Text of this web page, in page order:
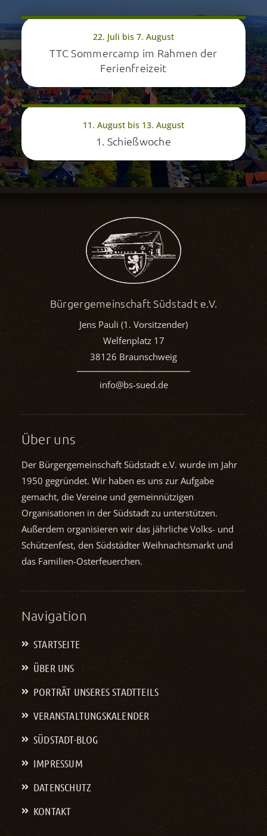
22. Juli bis 7. August
TTC Sommercamp im Rahmen der
Ferienfreizeit
11. August bis 13. August
1. Schießwoche
Bürgergemeinschaft Südstadt e.V.
Jens Pauli (1. Vorsitzender)
Welfenplatz 17
38126 Braunschweig
info@bs-sued.de
Über uns
Der Bürgergemeinschaft Südstadt e.V. wurde im Jahr
1950 gegründet. Wir haben es uns zur Aufgabe
gemacht, die Vereine und gemein­nützigen
Organisationen in der Südstadt zu unterstützen.
Außerdem organisieren wir das jährliche Volks- und
Schützenfest, den Südstädter Weihnachts­markt und
das Familien-Osterfeuerchen.
Navigation
STARTSEITE
ÜBER UNS
PORTRÄT UNSERES STADTTEILS
VERANSTALTUNGS­KALENDER
SÜDSTADT-BLOG
IMPRESSUM
DATENSCHUTZ
KONTAKT